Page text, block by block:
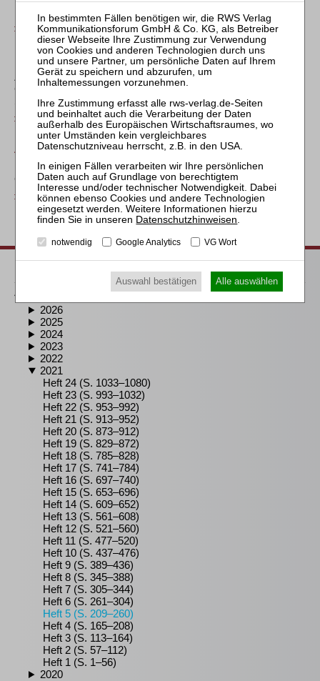
ZRI 2021, 251
BGH, Versäumnisurt. v. 03.09.2020 – III ZR 56/19
Zahlungszusage des Geschäftsführers einer insolventen
GmbH gegenüber einem Gesellschaftsgläubiger als
Schuldbeitritt
ZRI 2021, 255
AG Ludwigshafen, Beschl. v. 26.01.2021 – 3a IN 139/19
Prüfungsbefugnis des Insolvenzgerichts bei der Bildung von
Gruppen im Insolvenzplan
ZRI 2021, 259
Heftarchiv
2026
2025
2024
2023
2022
2021
Heft 24 (S. 1033–1080)
Heft 23 (S. 993–1032)
Heft 22 (S. 953–992)
Heft 21 (S. 913–952)
Heft 20 (S. 873–912)
Heft 19 (S. 829–872)
Heft 18 (S. 785–828)
Heft 17 (S. 741–784)
Heft 16 (S. 697–740)
Heft 15 (S. 653–696)
Heft 14 (S. 609–652)
Heft 13 (S. 561–608)
Heft 12 (S. 521–560)
Heft 11 (S. 477–520)
Heft 10 (S. 437–476)
Heft 9 (S. 389–436)
Heft 8 (S. 345–388)
Heft 7 (S. 305–344)
Heft 6 (S. 261–304)
Heft 5 (S. 209–260)
Heft 4 (S. 165–208)
Heft 3 (S. 113–164)
Heft 2 (S. 57–112)
Heft 1 (S. 1–56)
2020
Datenschutzhinweisen.
notwendig Google Analytics VG Wort
Auswahl bestätigen Alle auswählen